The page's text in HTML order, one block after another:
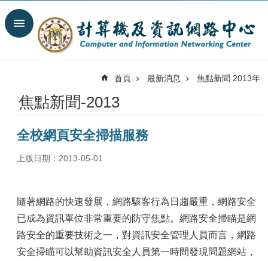
跳到主要內容區塊
搜
尋
最
消
我
們
服
務
陣
首頁 最新消息 焦點新聞 2013年
焦點新聞-2013
全校網頁安全掃描服務
上版日期：2013-05-01
隨著網路的快速發展，網路駭客行為日趨嚴重，網路安全
已成為資訊單位非常重要的防守焦點。網路安全掃瞄是網
路安全的重要技術之一，對資訊安全管理人員而言，網路
安全掃瞄可以幫助資訊安全人員第一時間發現問題網站，